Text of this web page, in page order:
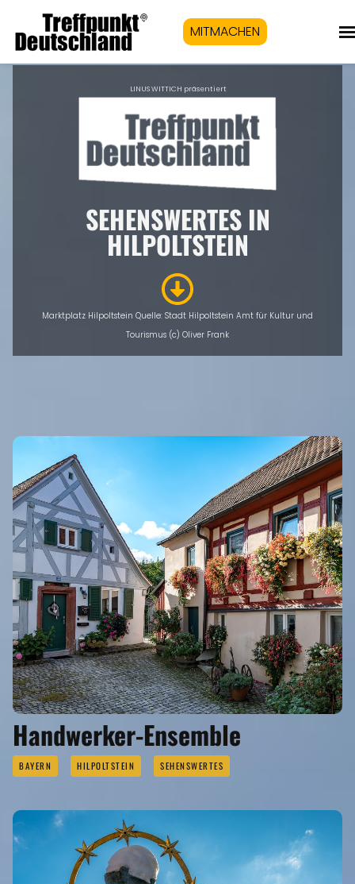
MITMACHEN
LINUS WITTICH präsentiert
SEHENSWERTES IN
HILPOLTSTEIN
Marktplatz Hilpoltstein Quelle: Stadt Hilpoltstein Amt für Kultur und
Tourismus (c) Oliver Frank
Handwerker-Ensemble
BAYERN HILPOLTSTEIN SEHENSWERTES